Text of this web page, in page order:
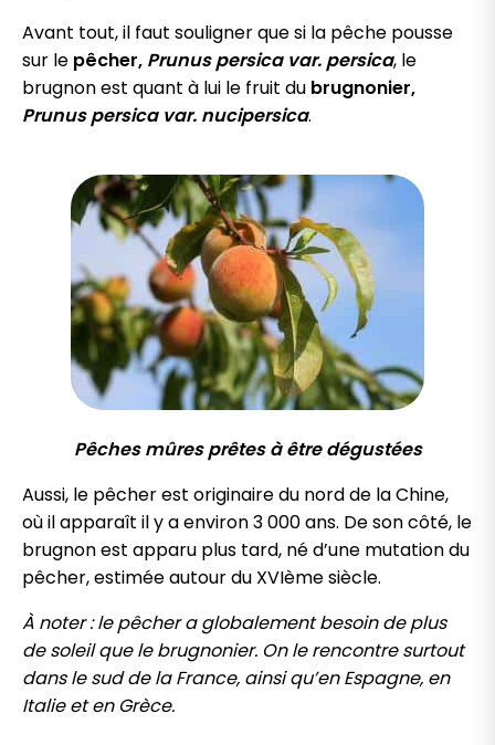
Avant tout, il faut souligner que si la pêche pousse
sur le pêcher, Prunus persica var. persica, le
brugnon est quant à lui le fruit du brugnonier,
Prunus persica var. nucipersica.
Pêches mûres prêtes à être dégustées
Aussi, le pêcher est originaire du nord de la Chine,
où il apparaît il y a environ 3 000 ans. De son côté, le
brugnon est apparu plus tard, né d’une mutation du
pêcher, estimée autour du XVIème siècle.
À noter : le pêcher a globalement besoin de plus
de soleil que le brugnonier. On le rencontre surtout
dans le sud de la France, ainsi qu’en Espagne, en
Italie et en Grèce.